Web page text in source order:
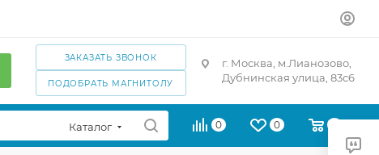
ЗАКАЗАТЬ ЗВОНОК
ПОДОБРАТЬ МАГНИТОЛУ
г. Москва, м.Лианозово,
Дубнинская улица, 83с6
Каталог 0 0